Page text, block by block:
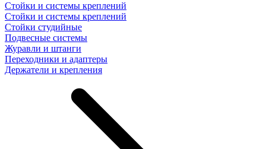
Стойки и системы креплений
Стойки и системы креплений
Стойки студийные
Подвесные системы
Журавли и штанги
Переходники и адаптеры
Держатели и крепления